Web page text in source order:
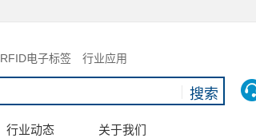
RFID电子标签 行业应用
行业动态 关于我们